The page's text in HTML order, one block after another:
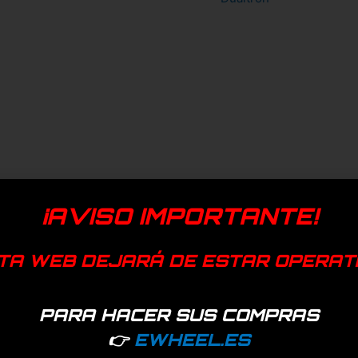
¡AVISO IMPORTANTE!
WEB DEJARÁ DE ESTAR
PARA HACER SUS COMPRAS
👉 EWHEEL.ES